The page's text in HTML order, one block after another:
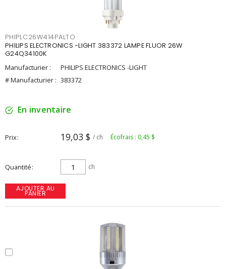
PHIPLC26W414PALTO
PHILIPS ELECTRONICS -LIGHT 383372 LAMPE FLUOR 26W
G24Q34100K
Manufacturier :
PHILIPS ELECTRONICS -LIGHT
# Manufacturier : 383372
En inventaire
Prix 19,03 $ / ch Écofrais : 0,45 $
Quantité ch
AJOUTER AU
PANIER